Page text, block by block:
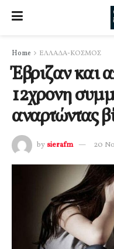
Home ΕΛΛΑΔΑ-ΚΟΣΜΟΣ
Έβριζαν και
12χρονη
αναρτώντας
by sierafm 20